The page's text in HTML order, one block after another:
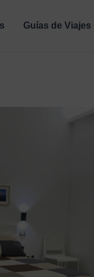
Guías de Viajes